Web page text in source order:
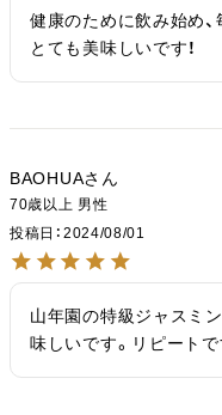
健康のために飲み始め、
とても美味しいです！
BAOHUA
70歳以上 男性
投稿日
2024/08/01
山年園の特級ジャスミ
味しいです。リピートで